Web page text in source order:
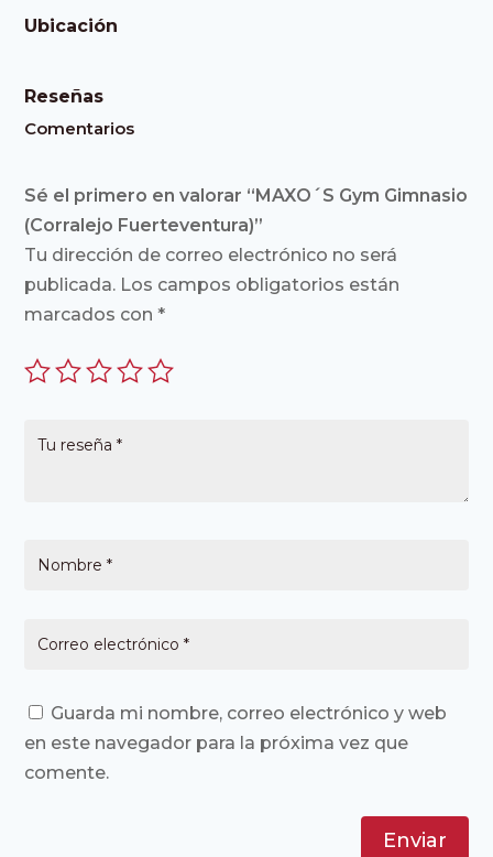
Ubicación
Reseñas
Comentarios
Sé el primero en valorar “MAXO´S Gym Gimnasio
(Corralejo Fuerteventura)”
Tu dirección de correo electrónico no será
publicada. Los campos obligatorios están
marcados con*
Guarda mi nombre, correo electrónico y web
en este navegador para la próxima vez que
comente.
Enviar